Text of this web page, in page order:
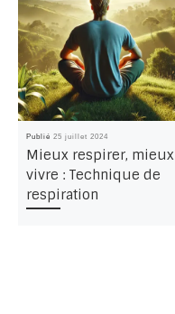
Publié25 juillet 2024
Mieux respirer, mieux
vivre : Technique de
respiration